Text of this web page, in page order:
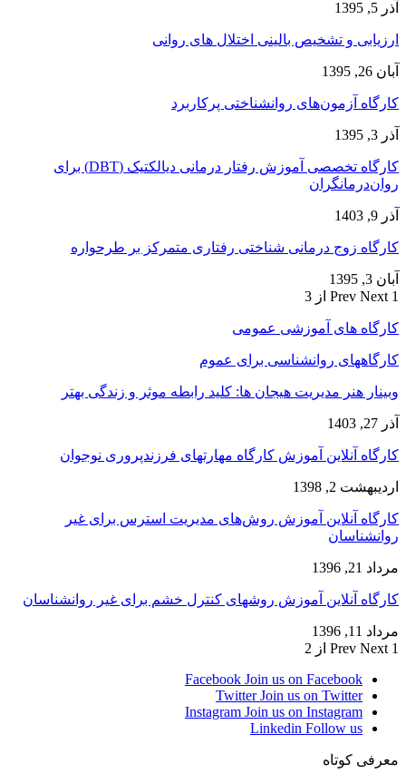
آذر 5, 1395
ارزیابی و تشخیص بالینی اختلال های روانی
آبان 26, 1395
کارگاه آزمون‌های روانشناختی پرکاربرد
آذر 3, 1395
کارگاه تخصصی آموزش رفتار درمانی دیالکتیک (DBT) برای
روان‌درمانگران
آذر 9, 1403
کارگاه زوج‌ درمانی شناختی رفتاری متمرکز بر طرحواره
آبان 3, 1395
Prev Next 1 از 3
کارگاه های آموزشی عمومی
کارگاههای روانشناسی برای عموم
وبینار هنر مدیریت هیجان ها: کلید رابطه موثر و زندگی بهتر
آذر 27, 1403
کارگاه آنلاین آموزش کارگاه مهارتهای فرزندپروری نوجوان
اردیبهشت 2, 1398
کارگاه آنلاین آموزش روش‌های مدیریت استرس برای غیر
روانشناسان
مرداد 21, 1396
کارگاه آنلاین آموزش روشهای کنترل خشم برای غیر روانشناسان
مرداد 11, 1396
Prev Next 1 از 2
Facebook Join us on Facebook
Twitter Join us on Twitter
Instagram Join us on Instagram
Linkedin Follow us
معرفی کوتاه